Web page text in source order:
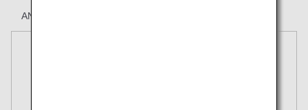
ANAのホノルル線で楽しい旅の思い出を！